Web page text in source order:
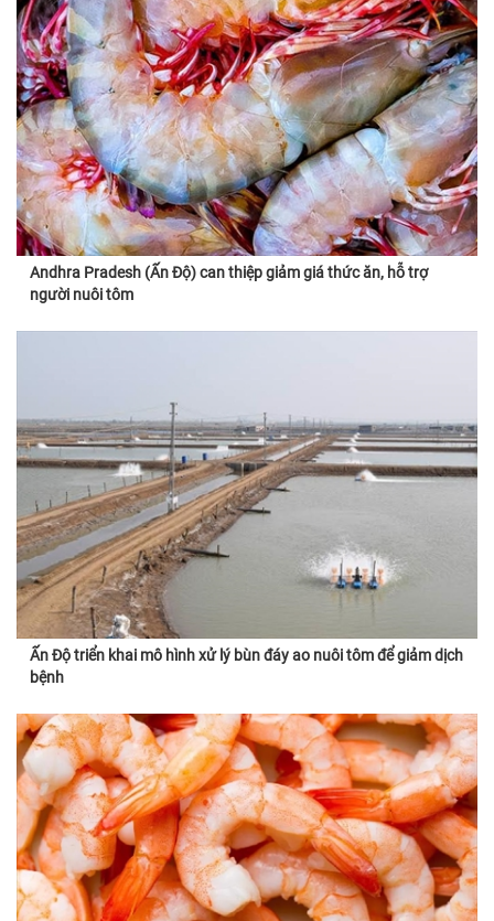
Andhra Pradesh (Ấn Độ) can thiệp giảm giá thức ăn, hỗ trợ
người nuôi tôm
Ấn Độ triển khai mô hình xử lý bùn đáy ao nuôi tôm để giảm dịch
bệnh